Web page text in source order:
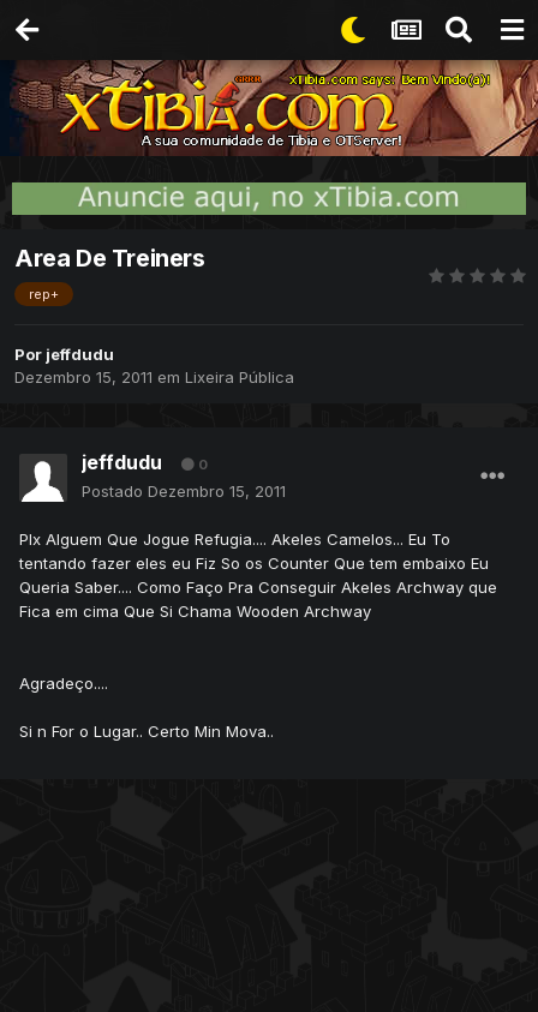
Area De Treiners
rep+
Por jeffdudu
Dezembro 15, 2011 em Lixeira Pública
jeffdudu 0
Postado Dezembro 15, 2011
Plx Alguem Que Jogue Refugia.... Akeles Camelos... Eu To
tentando fazer eles eu Fiz So os Counter Que tem embaixo Eu
Queria Saber.... Como Faço Pra Conseguir Akeles Archway que
Fica em cima Que Si Chama Wooden Archway
Agradeço....
Si n For o Lugar.. Certo Min Mova..